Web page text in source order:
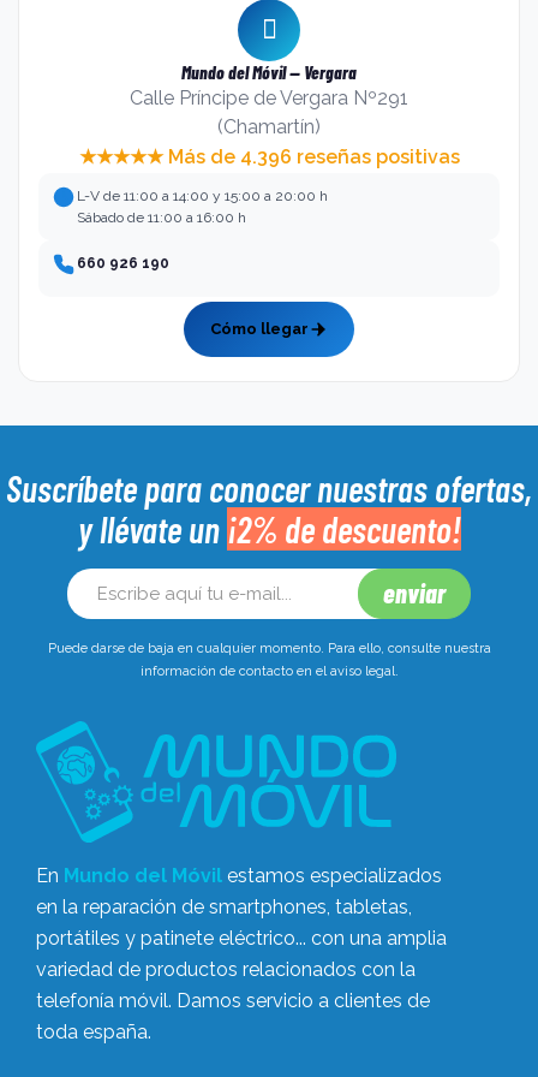
Servicios de Reparación Más Solicitados
Beneficios
Problemas
Típicos
Reemplazo
de Pantalla
Restaura
funcionalidad
Grietas, píxeles
Sustitución
rendimiento
imagen
Solución
Problemas
de Carga
Asegura
carga
confiable
Puerto dañado,
fallas de
reconocimiento
Restauración de Pantalla: Nitidez y Funcionalidad
Una de las intervenciones más frecuentes que
realizamos es elreemplazo de pantalla
16. Este componente es fundamental para tu
experiencia de usuario, y cualquier daño puede
sea por un accidente o por desgaste natural, una
pantalla dañada puede resultar frustrante y
potencialmente peligrosa.
Nuestro proceso de reemplazo es meticuloso y
eficiente. Utilizamos componentes de la más alta
Mundo del Móvil — Vergara
Calle Príncipe de Vergara Nº291
(Chamartín)
★★★★★ Más de 4.396 reseñas positivas
L-V de 11:00 a 14:00 y 15:00 a 20:00 h
Sábado de 11:00 a 16:00 h
660 926 190
Cómo llegar
Suscríbete para conocer nuestras ofertas,
y llévate un ¡2% de descuento!
Puede darse de baja en cualquier momento. Para ello, consulte nuestra
información de contacto en el aviso legal.
En Mundo del Móvil estamos especializados
en la reparación de smartphones, tabletas,
portátiles y patinete eléctrico... con una amplia
variedad de productos relacionados con la
telefonía móvil. Damos servicio a clientes de
toda españa.